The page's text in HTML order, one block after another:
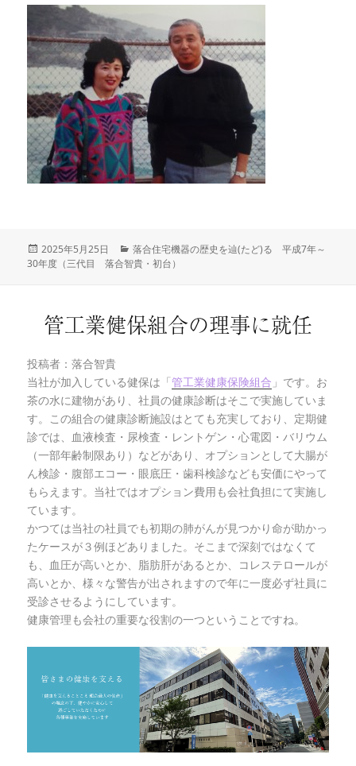
投
稿
2025年5月25日
カ
テ
落合住宅機器の歴史を辿(たど)る 平成7年～
30年度（三代目 落合智貴・初台）
管工業健保組合の理事に就任
投稿者：落合智貴
当社が加入している健保は「管工業健康保険組合 」です。お
茶の水に建物があり、社員の健康診断はそこで実施していま
す。この組合の健康診断施設はとても充実しており、定期健
診では、血液検査・尿検査・レントゲン・心電図・バリウム
（一部年齢制限あり）などがあり、オプションとして大腸が
ん検診・腹部エコー・眼底圧・歯科検診なども安価にやって
もらえます。当社ではオプション費用も会社負担にて実施し
ています。
かつては当社の社員でも初期の肺がんが見つかり命が助かっ
たケースが３例ほどありました。そこまで深刻ではなくて
も、血圧が高いとか、脂肪肝があるとか、コレステロールが
高いとか、様々な警告が出されますので年に一度必ず社員に
受診させるようにしています。
健康管理も会社の重要な役割の一つということですね。